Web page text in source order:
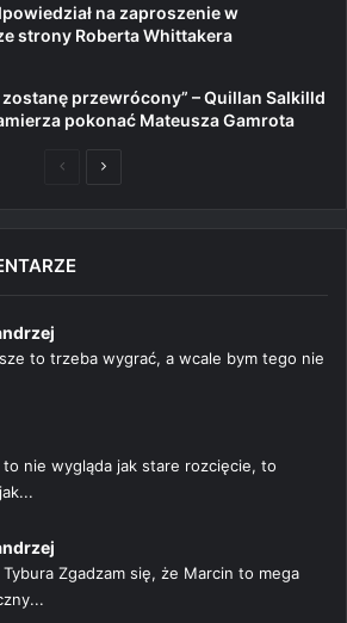
na zaproszenie w
strony Roberta Whittakera
przewrócony” – Quillan Salkilld
pokonać Mateusza Gamrota
PoprzedniaNastępna
to trzeba wygrać, a wcale bym tego nie
to nie wygląda jak stare rozcięcie, to
Tybura Zgadzam się, że Marcin to mega